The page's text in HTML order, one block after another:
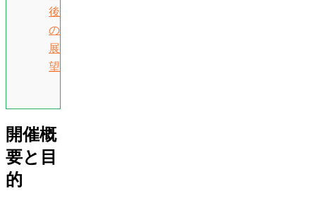
後
の
展
望
開催概
要と目
的